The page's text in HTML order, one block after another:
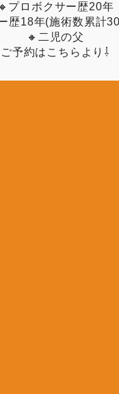
🔸プロボクサー歴20年
歴18年(施術数累計
🔸二児の父
ご予約はこちらより⇩